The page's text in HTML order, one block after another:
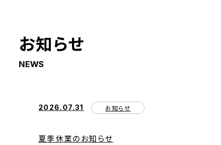
お知らせ
NEWS
2026.07.31 お知らせ
夏季休業のお知らせ